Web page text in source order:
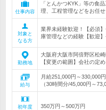
仕事内容
「とんかつKYK」等の食
理、工程管理などをお任せ
対象と
なる方
業界未経験歓迎！【必須
庫管理などの経験【歓迎
勤務地
大阪府大阪市阿倍野区松
【変更の範囲】会社の定
給与
月給251,000円～330,000
（30時間分/45,000円～
初年度
350万円～500万円